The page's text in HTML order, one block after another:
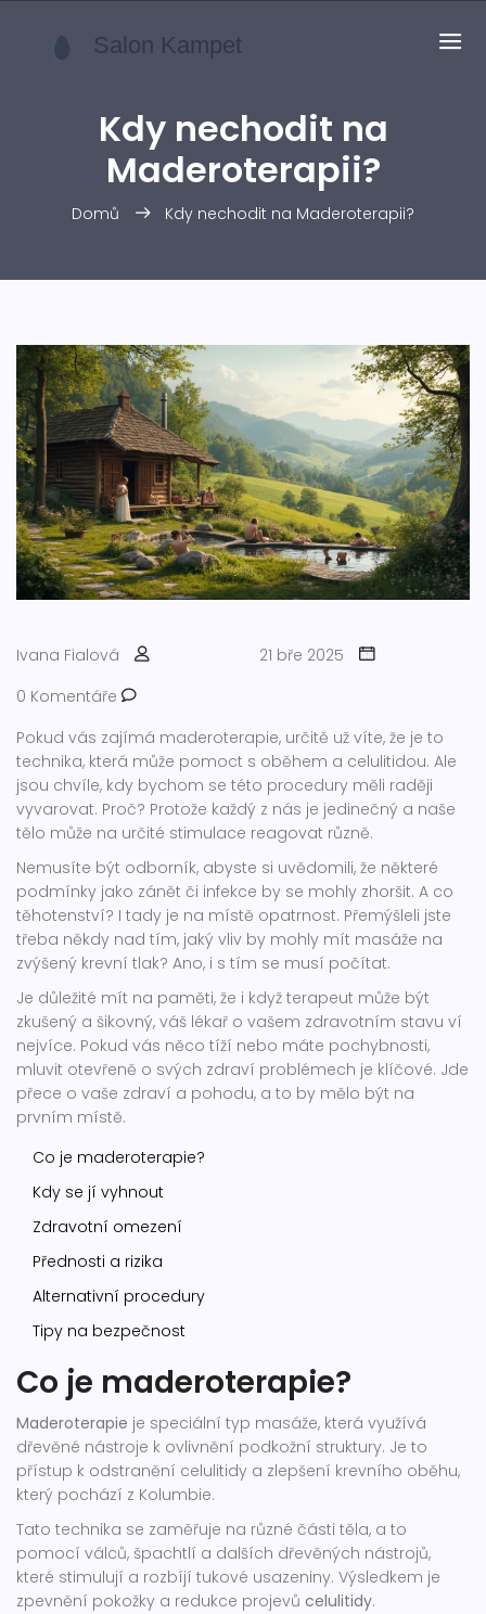
Kdy nechodit na
Maderoterapii?
Domů Kdy nechodit na Maderoterapii?
Ivana Fialová
21 bře 2025
0 Komentáře
Pokud vás zajímá maderoterapie, určitě už víte, že je to
technika, která může pomoct s oběhem a celulitidou. Ale
jsou chvíle, kdy bychom se této procedury měli raději
vyvarovat. Proč? Protože každý z nás je jedinečný a naše
tělo může na určité stimulace reagovat různě.
Nemusíte být odborník, abyste si uvědomili, že některé
podmínky jako zánět či infekce by se mohly zhoršit. A co
těhotenství? I tady je na místě opatrnost. Přemýšleli jste
třeba někdy nad tím, jaký vliv by mohly mít masáže na
zvýšený krevní tlak? Ano, i s tím se musí počítat.
Je důležité mít na paměti, že i když terapeut může být
zkušený a šikovný, váš lékař o vašem zdravotním stavu ví
nejvíce. Pokud vás něco tíží nebo máte pochybnosti,
mluvit otevřeně o svých zdraví problémech je klíčové. Jde
přece o vaše zdraví a pohodu, a to by mělo být na
prvním místě.
Co je maderoterapie?
Kdy se jí vyhnout
Zdravotní omezení
Přednosti a rizika
Alternativní procedury
Tipy na bezpečnost
Co je maderoterapie?
Maderoterapie je speciální typ masáže, která využívá
dřevěné nástroje k ovlivnění podkožní struktury. Je to
přístup k odstranění celulitidy a zlepšení krevního oběhu,
který pochází z Kolumbie.
Tato technika se zaměřuje na různé části těla, a to
pomocí válců, špachtlí a dalších dřevěných nástrojů,
které stimulují a rozbíjí tukové usazeniny. Výsledkem je
zpevnění pokožky a redukce projevů celulitidy.